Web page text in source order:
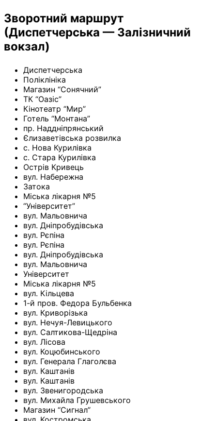
Зворотний маршрут
(Диспетчерська — Залізничний
вокзал)
Диспетчерська
Поліклініка
Магазин “Сонячний”
ТК “Оазіс”
Кінотеатр “Мир”
Готель “Монтана”
пр. Наддніпрянський
Єлизаветівська розвилка
с. Нова Курилівка
с. Стара Курилівка
Острів Кривець
вул. Набережна
Затока
Міська лікарня №5
“Університет”
вул. Мальовнича
вул. Дніпробудівська
вул. Рєпіна
вул. Рєпіна
вул. Дніпробудівська
вул. Мальовнича
Університет
Міська лікарня №5
вул. Кільцева
1-й пров. Федора Бульбенка
вул. Криворізька
вул. Нечуя-Левицького
вул. Салтикова-Щедріна
вул. Лісова
вул. Коцюбинського
вул. Генерала Глаголєва
вул. Каштанів
вул. Каштанів
вул. Звенигородська
вул. Михайла Грушевського
Магазин “Сигнал”